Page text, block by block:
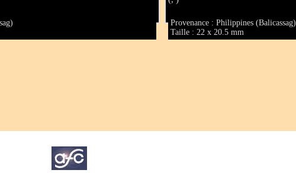
Provenance : Philippines (Balicassag)
Taille : 22 x 20.5 mm